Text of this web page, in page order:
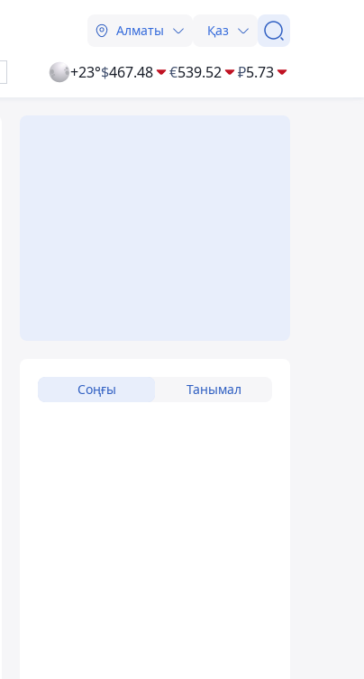
Алматы Қаз
+23°$467.48 €539.52 ₽5.73
Соңғы Танымал